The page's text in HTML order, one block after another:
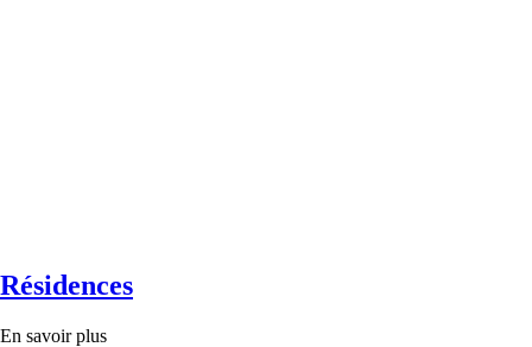
Résidences
En savoir plus